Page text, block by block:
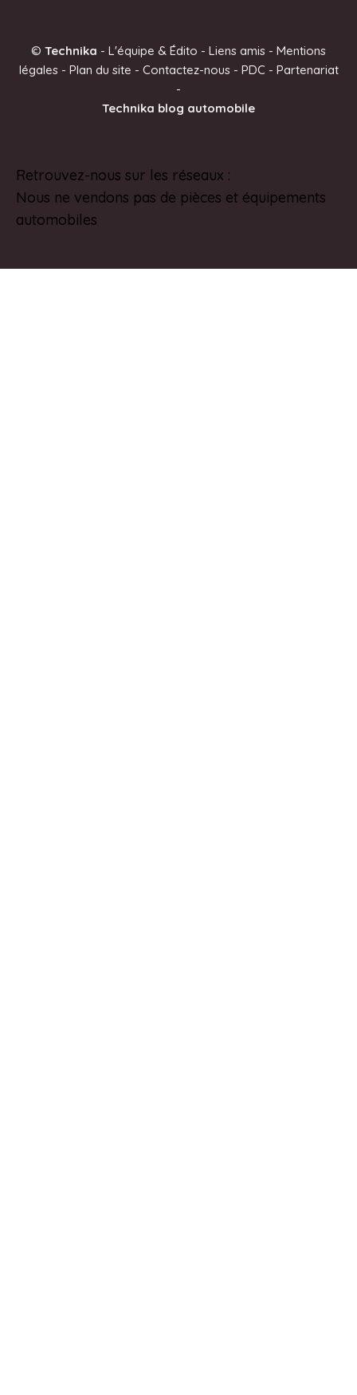
n
v
e
© Technika - L'équipe & Édito - Liens amis - Mentions
légales- Plan du site - Contactez-nous- PDC - Partenariat
-
Technika blog automobile
Retrouvez-nous sur les réseaux :
Nous ne vendons pas de pièces et équipements
automobiles